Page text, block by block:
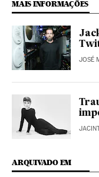
MAIS INFORMAÇÕES
JOSÉ
ARQUIVADO EM